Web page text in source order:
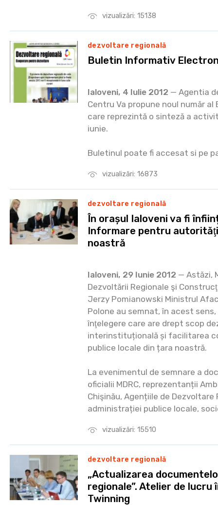
vizualizări: 15138
vizualizări: 16873
dezvoltare regională
Buletin Informativ
Ialoveni, 4 Iulie 2012 — Agentia
Centru Va propune noul număr al
care reprezintă o sinteză a
iunie.
Buletinul poate fi accesat si pe
vizualizări: 15510
dezvoltare regională
În orașul Ialoveni va fi
Informare pentru
noastră
Ialoveni, 29 Iunie 2012 — Astăzi,
Dezvoltării Regionale şi
Jerzy Pomianowski Ministrul
Polone au semnat, în acest
înţelegere care are drept scop
interinstituțională și facilitarea
publice locale din țara noastră.
La evenimentul de semnare a
oficialii MDRC, reprezentanții
Chişinău, Agențiile de
administrației publice locale,
dezvoltare regională
„Actualizarea
regionale”. Atelier de
Twinning